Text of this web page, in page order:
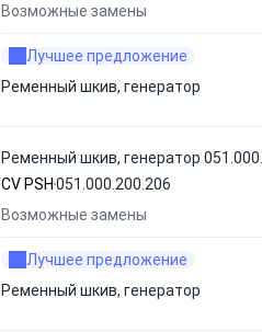
Возможные замены
Лучшее предложение
Ременный шкив, генератор
Ременный шкив, генератор
CV PSH 051.000.200.206
Возможные замены
Лучшее предложение
Ременный шкив, генератор